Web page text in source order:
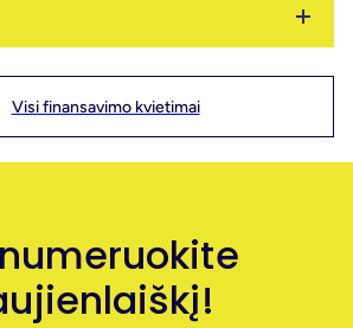
2026-05-08 20:59:00
iki: 2026-05-08 23:59:00
Visi finansavimo kvietimai